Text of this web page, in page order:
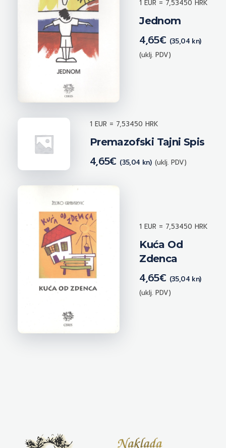
Jednom
4,65€ (35,04 kn)
(uklj. PDV)
1 EUR = 7,53450 HRK
Premazofski Tajni Spis
4,65€ (35,04 kn) (uklj. PDV)
1 EUR = 7,53450 HRK
Kuća Od
Zdenca
4,65€ (35,04 kn)
(uklj. PDV)
1 EUR = 7,53450 HRK